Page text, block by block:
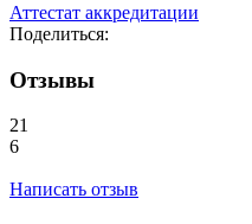
Аттестат аккредитации
Поделиться:
Отзывы
21
6
Написать отзыв